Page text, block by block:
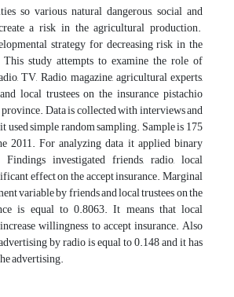
so various natural dangerous, social and
a risk in the agricultural production.
strategy for decreasing risk in the
study attempts to examine the role of
TV, Radio, magazine, agricultural experts,
local trustees on the insurance pistachio
Data is collected with interviews and
used simple random sampling. Sample is 175
2011. For analyzing data it applied binary
investigated friends, radio, local
effect on the accept insurance. Marginal
variable by friends and local trustees on the
is equal to 0.8063. It means that local
willingness to accept insurance. Also
by radio is equal to 0.148 and it has
advertising.